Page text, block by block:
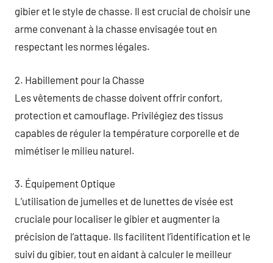
gibier et le style de chasse. Il est crucial de choisir une
arme convenant à la chasse envisagée tout en
respectant les normes légales.
2. Habillement pour la Chasse
Les vêtements de chasse doivent offrir confort,
protection et camouflage. Privilégiez des tissus
capables de réguler la température corporelle et de
mimétiser le milieu naturel.
3. Équipement Optique
L’utilisation de jumelles et de lunettes de visée est
cruciale pour localiser le gibier et augmenter la
précision de l’attaque. Ils facilitent l’identification et le
suivi du gibier, tout en aidant à calculer le meilleur